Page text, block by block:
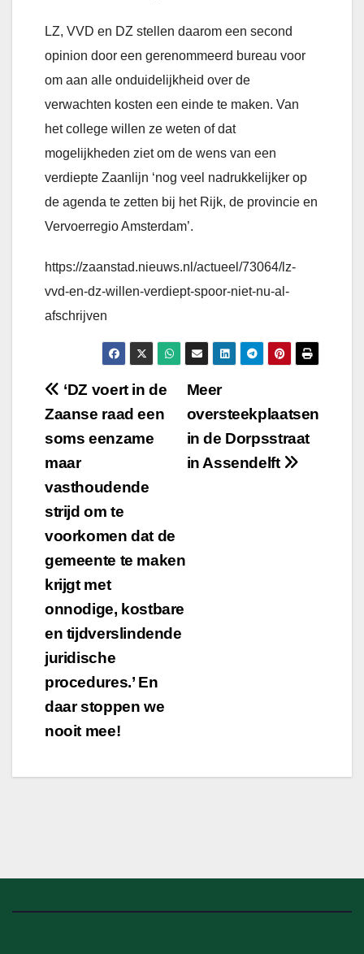
LZ, VVD en DZ stellen daarom een second
opinion door een gerenommeerd bureau voor
om aan alle onduidelijkheid over de
verwachten kosten een einde te maken. Van
het college willen ze weten of dat
mogelijkheden ziet om de wens van een
verdiepte Zaanlijn ‘nog veel nadrukkelijker op
de agenda te zetten bij het Rijk, de provincie en
Vervoerregio Amsterdam’.
https://zaanstad.nieuws.nl/actueel/73064/lz-
vvd-en-dz-willen-verdiept-spoor-niet-nu-al-
afschrijven
Bericht
navigatie
Meer
oversteekplaatsen
in de Dorpsstraat
in Assendelft
‘DZ voert in de
Zaanse raad een
soms eenzame
maar
vasthoudende
strijd om te
voorkomen dat de
gemeente te maken
krijgt met
onnodige, kostbare
en tijdverslindende
juridische
procedures.’ En
daar stoppen we
nooit mee!